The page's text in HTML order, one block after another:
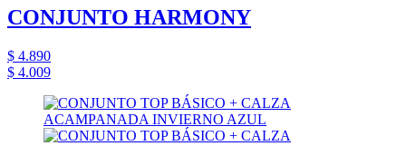
CONJUNTO HARMONY
$ 4.890
$ 4.009